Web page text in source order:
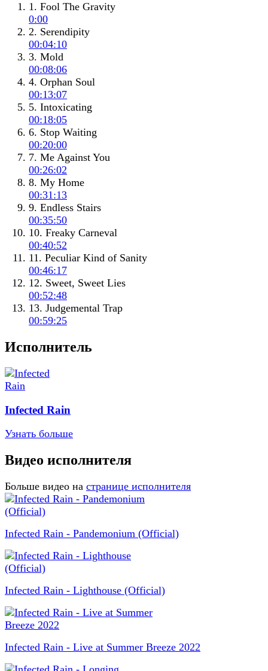
1. Fool The Gravity
0:00
2. Serendipity
00:04:10
3. Mold
00:08:06
4. Orphan Soul
00:13:07
5. Intoxicating
00:18:05
6. Stop Waiting
00:20:00
7. Me Against You
00:26:02
8. My Home
00:31:13
9. Endless Stairs
00:35:50
10. Freaky Carneval
00:40:52
11. Peculiar Kind of Sanity
00:46:17
12. Sweet, Sweet Lies
00:52:48
13. Judgemental Trap
00:59:25
Исполнитель
Infected Rain
Узнать больше
Видео исполнителя
Больше видео на странице исполнителя
Infected Rain - Pandemonium (Official)
Infected Rain - Lighthouse (Official)
Infected Rain - Live at Summer Breeze 2022